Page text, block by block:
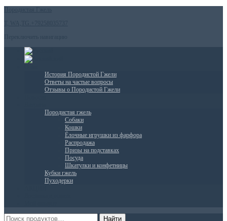
История Породистой Гжели
Ответы на частые вопросы
Отзывы о Породистой Гжели
Породистая гжель
Собаки
Кошки
Ёлочные игрушки из фарфора
Распродажа
Призы на подставках
Посуда
Шкатулки и конфетницы
Кубки гжель
Пуходерки